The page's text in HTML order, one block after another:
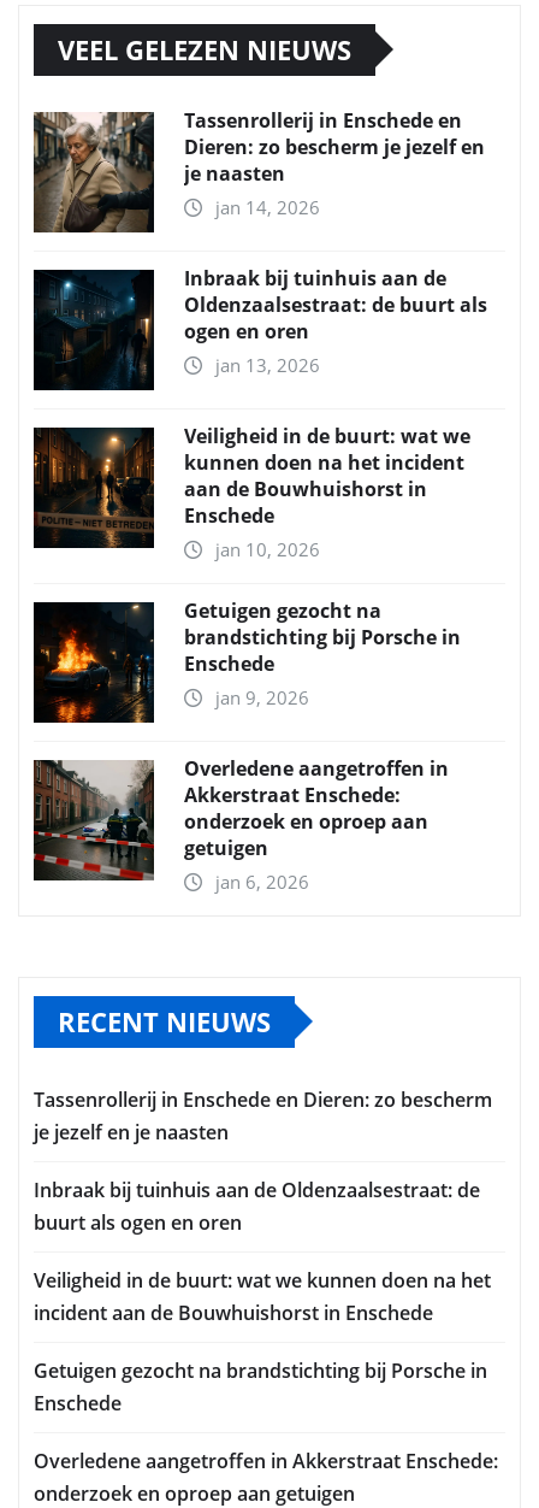
VEEL GELEZEN NIEUWS
Tassenrollerij in Enschede en
Dieren: zo bescherm je jezelf en
je naasten
jan 14, 2026
Inbraak bij tuinhuis aan de
Oldenzaalsestraat: de buurt als
ogen en oren
jan 13, 2026
Veiligheid in de buurt: wat we
kunnen doen na het incident
aan de Bouwhuishorst in
Enschede
jan 10, 2026
Getuigen gezocht na
brandstichting bij Porsche in
Enschede
jan 9, 2026
Overledene aangetroffen in
Akkerstraat Enschede:
onderzoek en oproep aan
getuigen
jan 6, 2026
RECENT NIEUWS
Tassenrollerij in Enschede en Dieren: zo bescherm
je jezelf en je naasten
Inbraak bij tuinhuis aan de Oldenzaalsestraat: de
buurt als ogen en oren
Veiligheid in de buurt: wat we kunnen doen na het
incident aan de Bouwhuishorst in Enschede
Getuigen gezocht na brandstichting bij Porsche in
Enschede
Overledene aangetroffen in Akkerstraat Enschede:
onderzoek en oproep aan getuigen